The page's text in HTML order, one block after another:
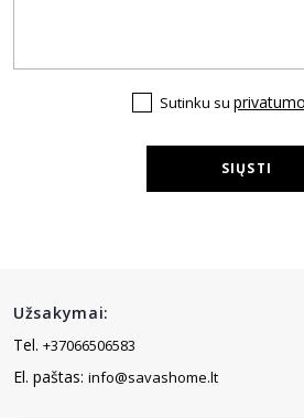
Sutinku su
SIŲSTI
Užsakymai:
Tel. +37066506583
El. paštas: info@savashome.lt